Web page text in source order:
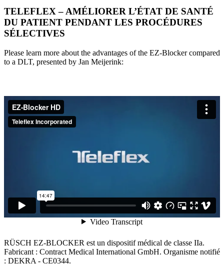
TELEFLEX – AMÉLIORER L’ÉTAT DE SANTÉ
DU PATIENT PENDANT LES PROCÉDURES
SÉLECTIVES
Please learn more about the advantages of the EZ-Blocker compared
to a DLT, presented by Jan Meijerink:
RÜSCH EZ-BLOCKER est un dispositif médical de classe IIa.
Fabricant : Contract Medical International GmbH. Organisme notifié
: DEKRA - CE0344.